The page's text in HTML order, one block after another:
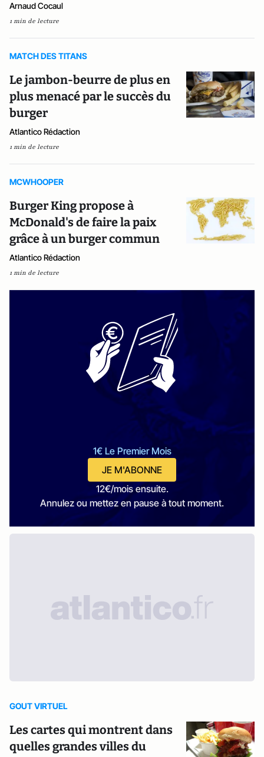
Arnaud Cocaul
1 min de lecture
MATCH DES TITANS
Le jambon-beurre de plus en
plus menacé par le succès du
burger
Atlantico Rédaction
1 min de lecture
MCWHOOPER
Burger King propose à
McDonald's de faire la paix
grâce à un burger commun
Atlantico Rédaction
1 min de lecture
1€ Le Premier Mois
JE M'ABONNE
12€/mois ensuite.
Annulez ou mettez en pause à tout moment.
GOUT VIRTUEL
Les cartes qui montrent dans
quelles grandes villes du